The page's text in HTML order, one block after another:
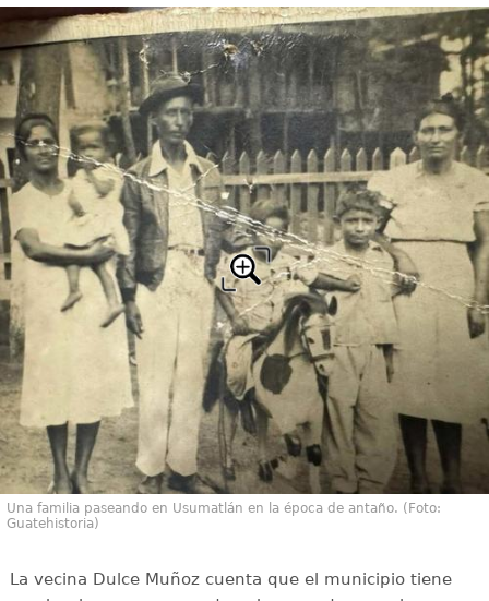
Una familia paseando en Usumatlán en la época de antaño. (Foto:
Guatehistoria)
La vecina Dulce Muñoz cuenta que el municipio tiene